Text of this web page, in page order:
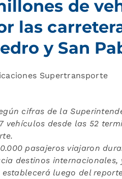
de
las
y San
Supertransporte
cifras de la
vehículos desde las 52
pasajeros viajaron
destinos internacionales,
luego del